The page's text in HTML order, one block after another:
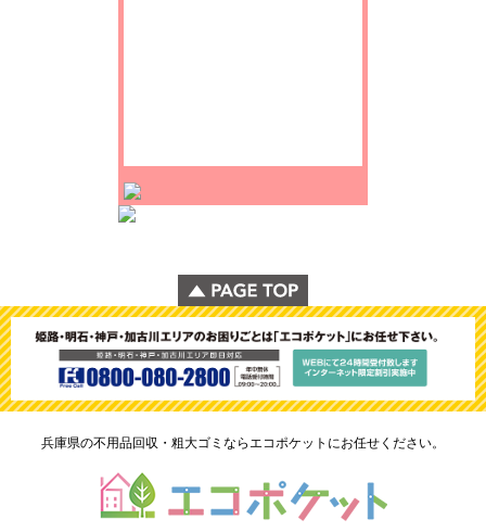
兵庫県の不用品回収・粗大ゴミならエコポケットにお任せください。